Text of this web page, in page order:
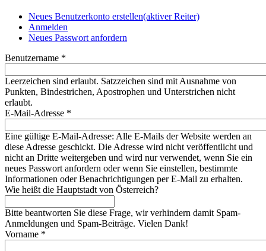
Neues Benutzerkonto erstellen(aktiver Reiter)
Anmelden
Neues Passwort anfordern
Benutzername *
Leerzeichen sind erlaubt. Satzzeichen sind mit Ausnahme von
Punkten, Bindestrichen, Apostrophen und Unterstrichen nicht
erlaubt.
E-Mail-Adresse *
Eine gültige E-Mail-Adresse: Alle E-Mails der Website werden an
diese Adresse geschickt. Die Adresse wird nicht veröffentlicht und
nicht an Dritte weitergeben und wird nur verwendet, wenn Sie ein
neues Passwort anfordern oder wenn Sie einstellen, bestimmte
Informationen oder Benachrichtigungen per E-Mail zu erhalten.
Wie heißt die Hauptstadt von Österreich?
Bitte beantworten Sie diese Frage, wir verhindern damit Spam-
Anmeldungen und Spam-Beiträge. Vielen Dank!
Vorname *